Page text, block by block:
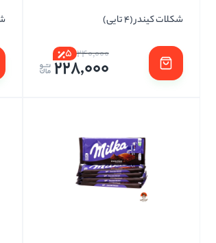
شکلات کیندر (4 تایی)
5 240,000
228,000